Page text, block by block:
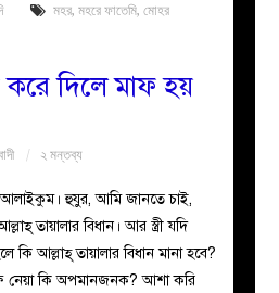
মহর, মহরে ফাতেমি, মোহর
করে দিলে মাফ হয়
২ মন্তব্য
হুযুর, আমি জানতে চাই,
তায়ালার বিধান। আর স্ত্রী যদি
কি আল্লাহ্‌ তায়ালার বিধান মানা হবে?
নেয়া কি অপমানজনক? আশা করি